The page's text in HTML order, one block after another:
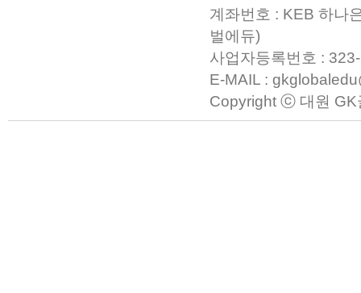
계좌번호 : KEB 하나
벌에듀)
사업자등록번호 :
E-MAIL :
Copyright ⓒ 대원 GK